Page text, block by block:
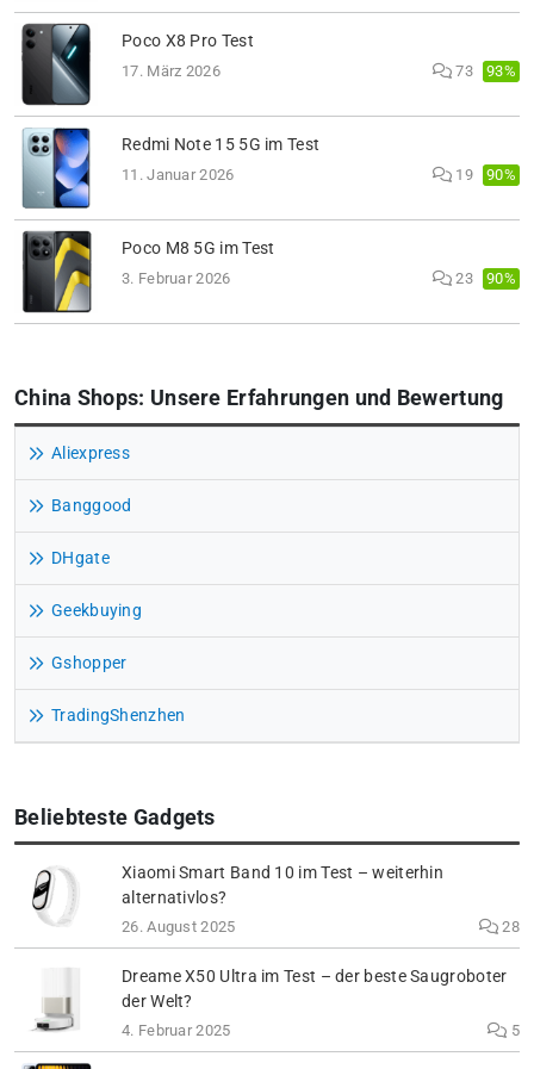
Poco X8 Pro Test
17. März 2026 73 93%
Redmi Note 15 5G im Test
11. Januar 2026 19 90%
Poco M8 5G im Test
3. Februar 2026 23 90%
China Shops: Unsere Erfahrungen und Bewertung
Aliexpress
Banggood
DHgate
Geekbuying
Gshopper
TradingShenzhen
Beliebteste Gadgets
Xiaomi Smart Band 10 im Test – weiterhin
alternativlos?
26. August 2025 28
Dreame X50 Ultra im Test – der beste Saugroboter
der Welt?
4. Februar 2025 5